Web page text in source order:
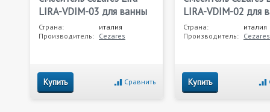
LIRA-VDIM-03 для ванны
Страна:
италия
Производитель: Cezares
Купить Сравнить
LIRA-VDIM-02 для
Страна:
италия
Производитель: Cezares
Купить